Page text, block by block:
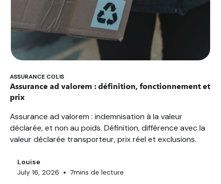
ASSURANCE COLIS
Assurance ad valorem : définition, fonctionnement et
prix
Assurance ad valorem : indemnisation à la valeur
déclarée, et non au poids. Définition, différence avec la
valeur déclarée transporteur, prix réel et exclusions.
Louise
July 16, 2026 • 7mins de lecture